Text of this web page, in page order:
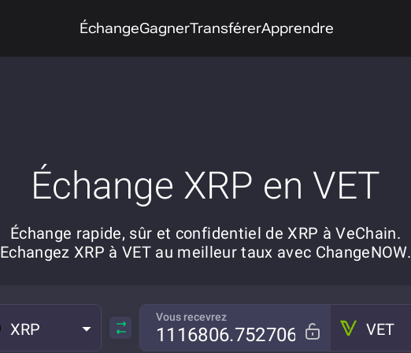
ÉchangeGagnerTransférerApprendre
Échange XRP en VET
Échange rapide, sûr et confidentiel de XRP à VeChain.
Echangez XRP à VET au meilleur taux avec ChangeNOW.
XRP
Vous recevrez
VET